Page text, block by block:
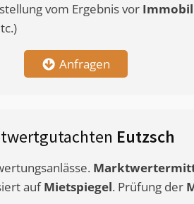
vom Ergebnis vor
Anfragen
Eutzsch
aufMietspiegel. Prüfung der